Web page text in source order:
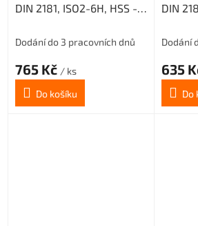
DIN 2181, ISO2-6H, HSS -
M10x1,25 /0300/
Dodání do 3 pracovních dnů
765 Kč / ks
Do košíku
DIN
Dodání
635
Do